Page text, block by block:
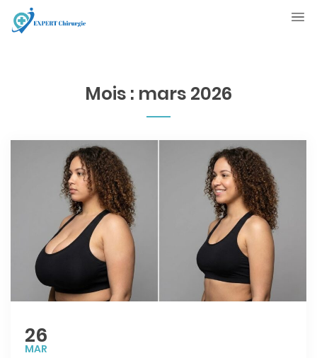
Mois : mars 2026
26
MAR